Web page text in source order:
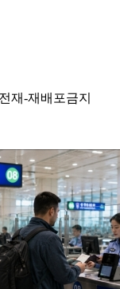
재-재배포금지